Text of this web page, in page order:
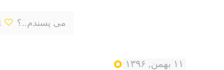
می پسندم..؟
۱۱ بهمن, ۱۳۹۶